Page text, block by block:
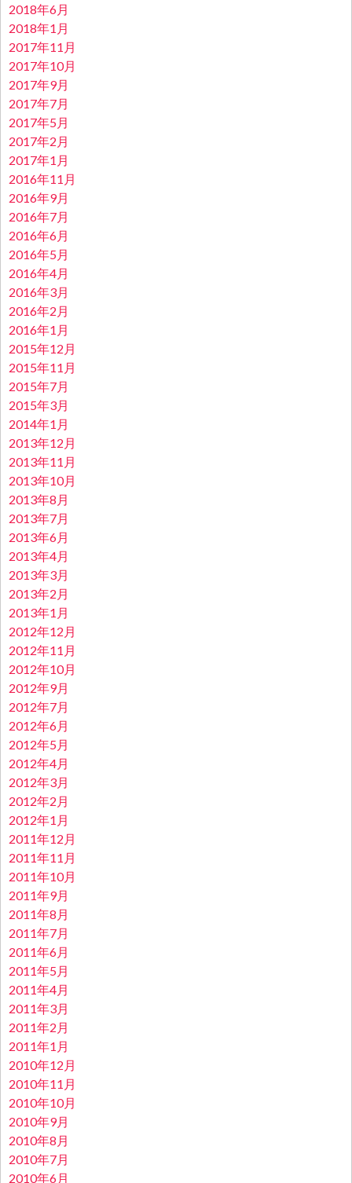
2018年6月
2018年1月
2017年11月
2017年10月
2017年9月
2017年7月
2017年5月
2017年2月
2017年1月
2016年11月
2016年9月
2016年7月
2016年6月
2016年5月
2016年4月
2016年3月
2016年2月
2016年1月
2015年12月
2015年11月
2015年7月
2015年3月
2014年1月
2013年12月
2013年11月
2013年10月
2013年8月
2013年7月
2013年6月
2013年4月
2013年3月
2013年2月
2013年1月
2012年12月
2012年11月
2012年10月
2012年9月
2012年7月
2012年6月
2012年5月
2012年4月
2012年3月
2012年2月
2012年1月
2011年12月
2011年11月
2011年10月
2011年9月
2011年8月
2011年7月
2011年6月
2011年5月
2011年4月
2011年3月
2011年2月
2011年1月
2010年12月
2010年11月
2010年10月
2010年9月
2010年8月
2010年7月
2010年6月